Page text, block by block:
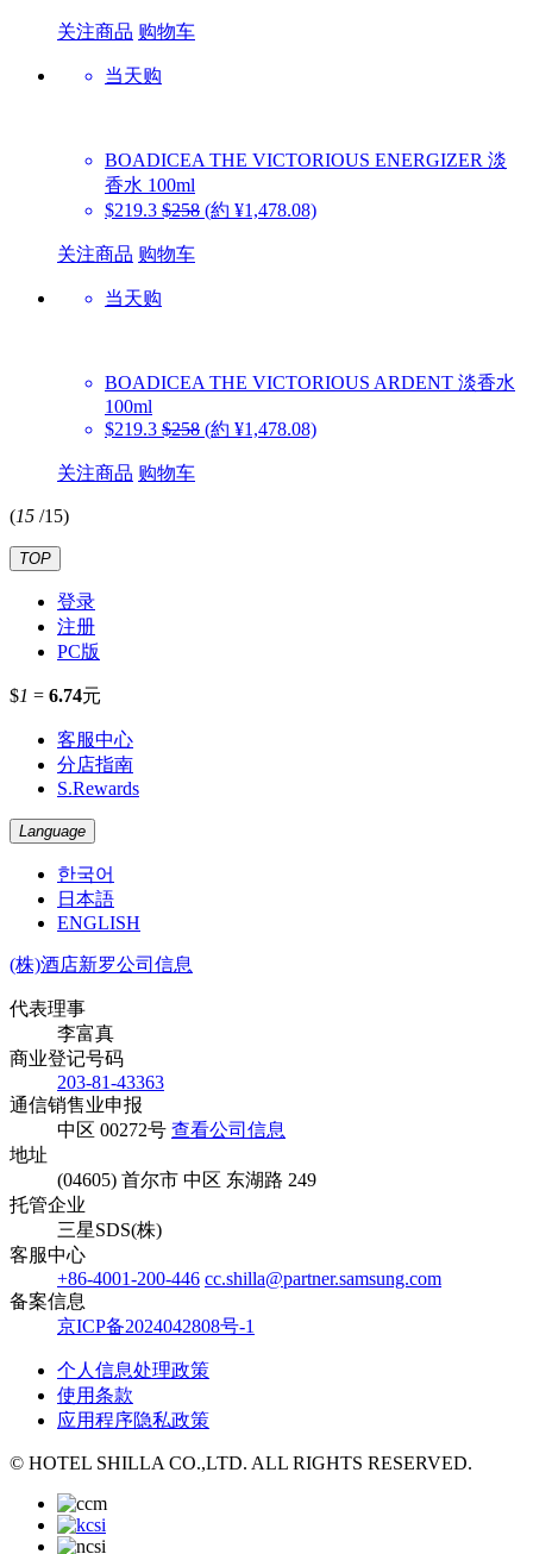
关注商品 购物车
当天购
BOADICEA THE VICTORIOUS ENERGIZER 淡
香水 100ml
$219.3 $258 (約 ¥1,478.08)
关注商品 购物车
当天购
BOADICEA THE VICTORIOUS ARDENT 淡香水
100ml
$219.3 $258 (約 ¥1,478.08)
关注商品 购物车
(15 /15)
TOP
登录
注册
PC版
$1 = 6.74元
客服中心
分店指南
S.Rewards
Language
한국어
日本語
ENGLISH
(株)酒店新罗公司信息
代表理事
李富真
商业登记号码
203-81-43363
通信销售业申报
中区 00272号 查看公司信息
地址
(04605) 首尔市 中区 东湖路 249
托管企业
三星SDS(株)
客服中心
+86-4001-200-446 cc.shilla@partner.samsung.com
备案信息
京ICP备2024042808号-1
个人信息处理政策
使用条款
应用程序隐私政策
© HOTEL SHILLA CO.,LTD. ALL RIGHTS RESERVED.